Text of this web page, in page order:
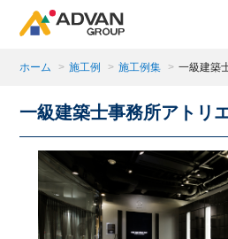
商品ページにある「お気に入り
商品がここに表示されます。
閉じる
ホーム > 施工例 > 施工例集 > 一級建築
一級建築士事務所アトリ